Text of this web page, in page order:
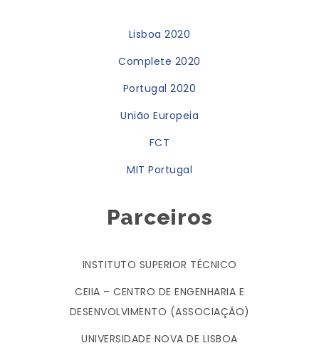
Lisboa 2020
Complete 2020
Portugal 2020
União Europeia
FCT
MIT Portugal
Parceiros
INSTITUTO SUPERIOR TÉCNICO
CEIIA – CENTRO DE ENGENHARIA E
DESENVOLVIMENTO (ASSOCIAÇÃO)
UNIVERSIDADE NOVA DE LISBOA